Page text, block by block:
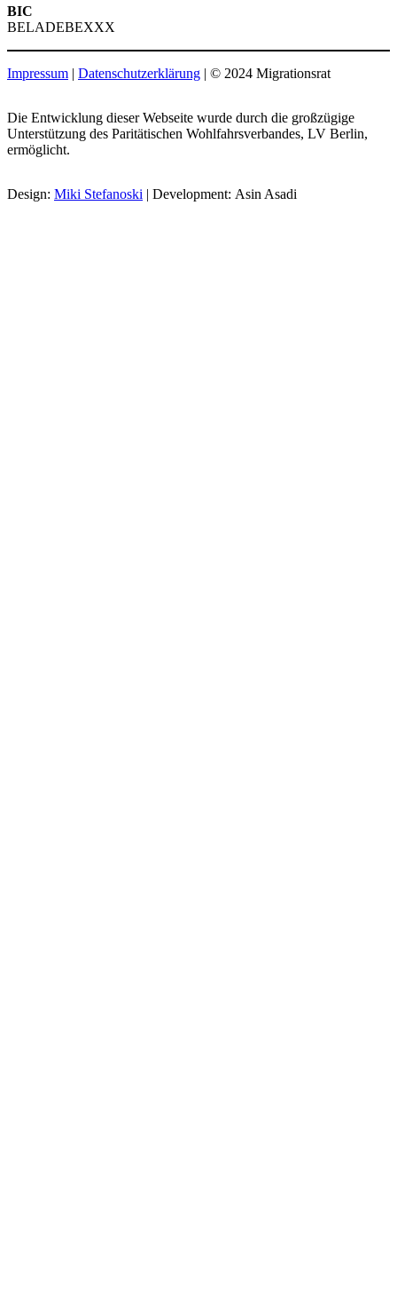
BIC
BELADEBEXXX
Impressum | Datenschutzerklärung | © 2024 Migrationsrat
Die Entwicklung dieser Webseite wurde durch die großzügige
Unterstützung des Paritätischen Wohlfahrsverbandes, LV Berlin,
ermöglicht.
Design: Miki Stefanoski | Development: Asin Asadi